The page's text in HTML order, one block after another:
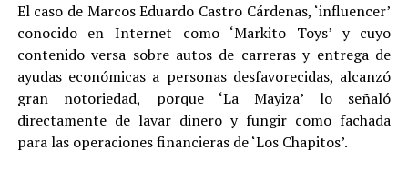
El caso de Marcos Eduardo Castro Cárdenas, ‘influencer’
conocido en Internet como ‘Markito Toys’ y cuyo
contenido versa sobre autos de carreras y entrega de
ayudas económicas a personas desfavorecidas, alcanzó
gran notoriedad, porque ‘La Mayiza’ lo señaló
directamente de lavar dinero y fungir como fachada
para las operaciones financieras de ‘Los Chapitos’.